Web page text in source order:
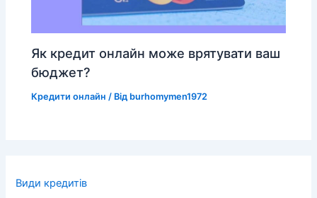
Як кредит онлайн може врятувати ваш
бюджет?
Кредити онлайн / Від burhomymen1972
Види кредитів